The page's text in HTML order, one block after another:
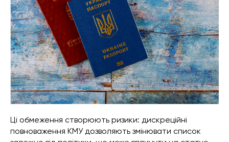
Ці обмеження створюють ризики: дискреційні
повноваження КМУ дозволяють змінювати список